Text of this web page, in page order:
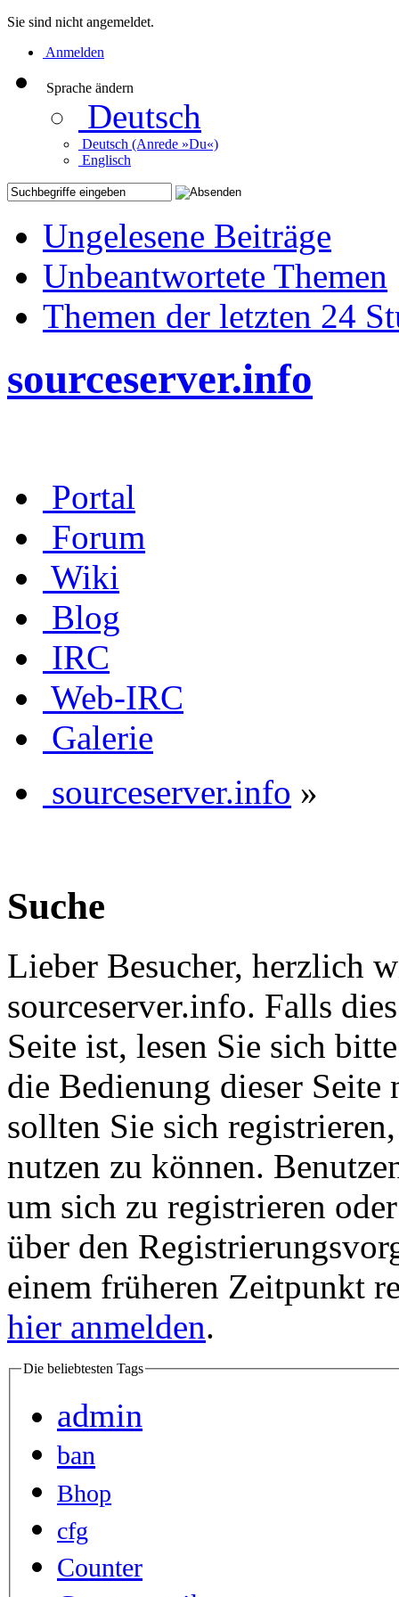
Sie sind nicht angemeldet.
Anmelden
Sprache ändern
Deutsch
Deutsch (Anrede »Du«)
Englisch
Ungelesene Beiträge
Unbeantwortete Themen
Themen der letzten 24
sourceserver.info
Portal
Forum
Wiki
Blog
IRC
Web-IRC
Galerie
sourceserver.info »
Suche
Lieber Besucher, herzlich
sourceserver.info. Falls
Seite ist, lesen Sie sich
die Bedienung dieser Seite
sollten Sie sich
nutzen zu können.
um sich zu registrieren
über den
einem früheren Zeitpunkt
hier anmelden.
Die beliebtesten Tags
admin
ban
Bhop
cfg
Counter